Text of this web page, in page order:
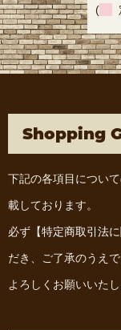
(
Shopping
下記の各項目につい
載しております。
必ず 【特定商取引法
だき、ご了承のうえで
よろしくお願いいたし